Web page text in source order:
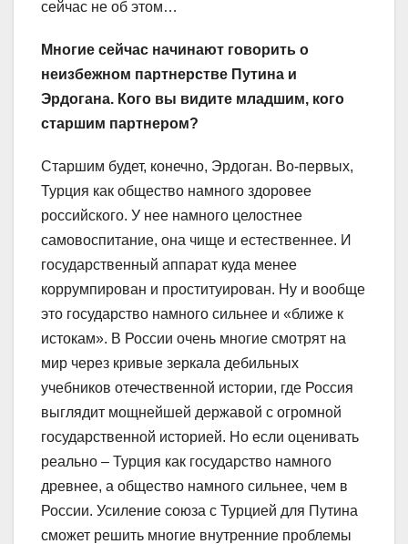
сейчас не об этом…
Многие сейчас начинают говорить о
неизбежном партнерстве Путина и
Эрдогана. Кого вы видите младшим, кого
старшим партнером?
Старшим будет, конечно, Эрдоган. Во-первых,
Турция как общество намного здоровее
российского. У нее намного целостнее
самовоспитание, она чище и естественнее. И
государственный аппарат куда менее
коррумпирован и проституирован. Ну и вообще
это государство намного сильнее и «ближе к
истокам». В России очень многие смотрят на
мир через кривые зеркала дебильных
учебников отечественной истории, где Россия
выглядит мощнейшей державой с огромной
государственной историей. Но если оценивать
реально – Турция как государство намного
древнее, а общество намного сильнее, чем в
России. Усиление союза с Турцией для Путина
сможет решить многие внутренние проблемы